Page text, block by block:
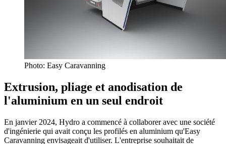
Photo: Easy Caravanning
Extrusion, pliage et anodisation de
l'aluminium en un seul endroit
En janvier 2024, Hydro a commencé à collaborer avec une société
d'ingénierie qui avait conçu les profilés en aluminium qu'Easy
Caravanning envisageait d'utiliser. L'entreprise souhaitait de